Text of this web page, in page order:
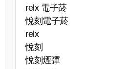
relx 電子菸
悅刻電子菸
relx
悅刻
悅刻煙彈